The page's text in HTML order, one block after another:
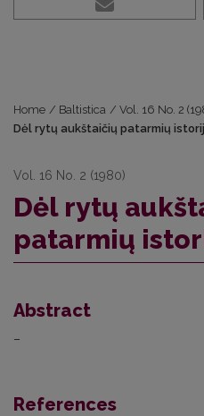
Home / Baltistica / Vol. 16 No. 2
Dėl rytų aukštaičių patarmių
Vol. 16 No. 2 (1980)
Dėl rytų
patarmių
Abstract
–
References